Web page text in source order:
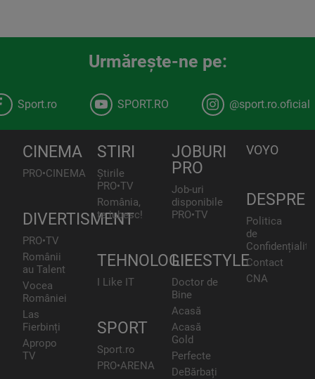
Urmăreşte-ne pe:
Sport.ro SPORT.RO @sport.ro.oficial
CINEMA
PRO•CINEMA
DIVERTISMENT
PRO•TV
Românii
au Talent
Vocea
României
Las
Fierbinți
Apropo
TV
STIRI
Știrile
PRO•TV
România,
te iubesc!
TEHNOLOGIE
I Like IT
SPORT
Sport.ro
PRO•ARENA
JOBURI
PRO
Job-uri
disponibile
PRO•TV
LIFESTYLE
Doctor de
Bine
Acasă
Acasă
Gold
Perfecte
DeBărbați
VOYO
DESPRE
Politica
de
Contact
CNA